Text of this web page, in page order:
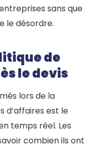
sans que
le désordre.
de
le devis
lors de la
d’affaires est le
temps réel. Les
combien ils ont